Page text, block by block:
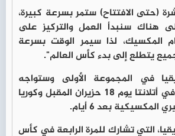
(حتى الافتتاح) ستمر بسرعة كبيرة،
هناك سنبدأ العمل والتركيز على
المكسيك، لذا سيمر الوقت بسرعة
يتطلع إلى بدء كأس العالم".
في المجموعة الأولى وستواجه
جمهورية التشيك في أتلانتا يوم 18 حزيران المقبل وكوريا
بعد 6 أيام.
التي تشارك للمرة الرابعة في كأس